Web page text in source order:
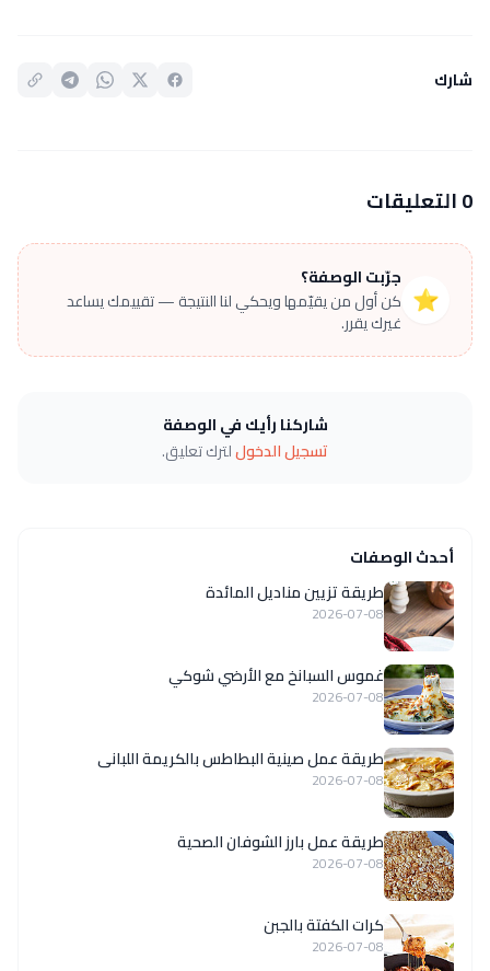
شارك
0 التعليقات
⭐
جرّبت الوصفة؟
كن أول من يقيّمها ويحكي لنا النتيجة — تقييمك يساعد
غيرك يقرر.
شاركنا رأيك في الوصفة
تسجيل الدخوللترك تعليق.
أحدث الوصفات
طريقة تزيين مناديل المائدة
2026-07-08
غموس السبانخ مع الأرضي شوكي
2026-07-08
طريقة عمل صينية البطاطس بالكريمة اللبانى
2026-07-08
طريقة عمل بارز الشوفان الصحية
2026-07-08
كرات الكفتة بالجبن
2026-07-08